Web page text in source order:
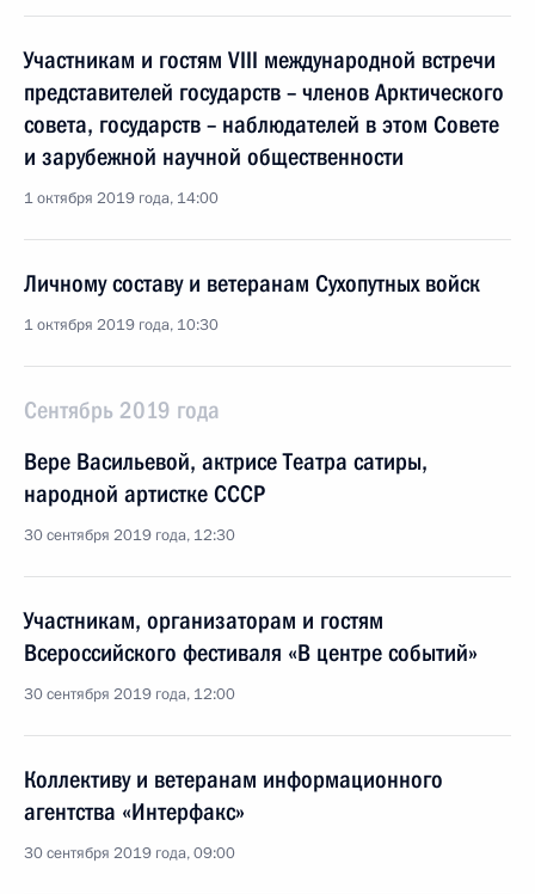
Участникам и гостям VIII международной встречи
представителей государств – членов Арктического
совета, государств – наблюдателей в этом Совете
и зарубежной научной общественности
1 октября 2019 года, 14:00
Личному составу и ветеранам Сухопутных войск
1 октября 2019 года, 10:30
Сентябрь 2019 года
Вере Васильевой, актрисе Театра сатиры,
народной артистке СССР
30 сентября 2019 года, 12:30
Участникам, организаторам и гостям
Всероссийского фестиваля «В центре событий»
30 сентября 2019 года, 12:00
Коллективу и ветеранам информационного
агентства «Интерфакс»
30 сентября 2019 года, 09:00